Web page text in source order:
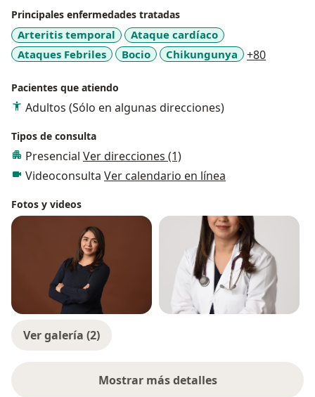
Principales enfermedades tratadas
Arteritis temporal
Ataque cardíaco
Ataques Febriles
Bocio Chikungunya +80
Pacientes que atiendo
Adultos (Sólo en algunas direcciones)
Tipos de consulta
Presencial Ver direcciones (1)
Videoconsulta Ver calendario en línea
Fotos y videos
Ver galería (2)
Mostrar más detalles
sobre la experiencia